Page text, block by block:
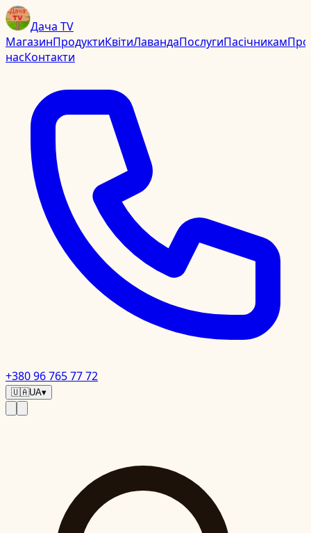
Дача TV
МагазинПродуктиКвітиЛавандаПослугиПасічникамПро
насКонтакти
+380 96 765 77 72
🇺🇦UA▾